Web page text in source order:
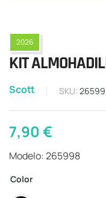
2026
KIT
Scott SKU:
7,90€
Modelo: 265998
Color